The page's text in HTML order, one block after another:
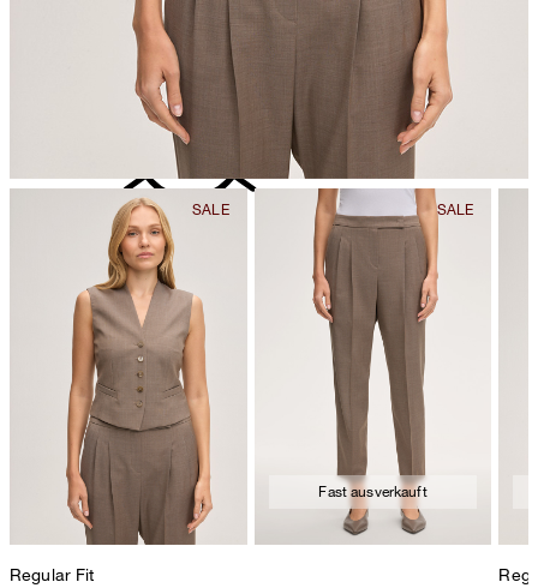
nicht reinigen
Regular Fit
Fast ausverkauft